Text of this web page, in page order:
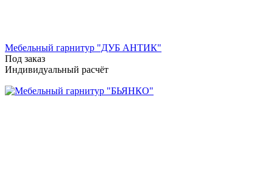
Мебельный гарнитур "ДУБ АНТИК"
Под заказ
Индивидуальный расчёт